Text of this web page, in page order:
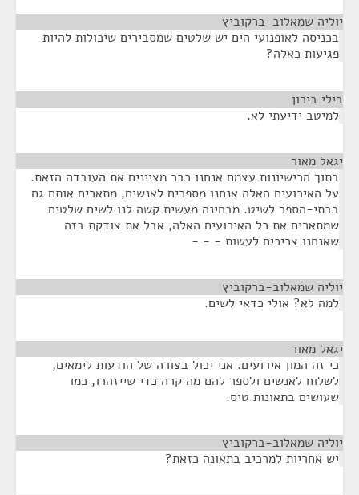
יוליה שמאלוב-ברקוביץ
בכניסה לאופנועי הים יש שלטים שמסבירים שיכולות להיות
פגיעות כאלה?
בילי בירון
למיטב ידיעתי לא.
יגאל מאור
בתוך הרישיונות עצמם אנחנו כבר מציינים את העובדה הזאת.
על האירועים האלה אנחנו מספרים לאנשים, מתארים אותם גם
בבתי-הספר לשיט. מבחינה מעשית קשה לנו לשים שלטים
שמתארים את כל האירועים האלה, אבל את צודקת בזה
שאנחנו צריכים לעשות - - -
יוליה שמאלוב-ברקוביץ
למה לא? אולי כדאי לשים.
יגאל מאור
כי זה המון אירועים. אני יכול בצורה של הודעות לימאים,
לשלוח לאנשים ולספר להם מה קרה כדי שייזהרו, כמו
שעושים בתאונות טיס.
יוליה שמאלוב-ברקוביץ
יש אחריות למרכיב בתאונה כזאת?